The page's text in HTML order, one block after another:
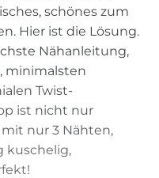
schönes zum
Hier ist die Lösung.
Nähanleitung,
minimalsten
Twist-
ist nicht nur
nur 3 Nähten,
kuschelig,